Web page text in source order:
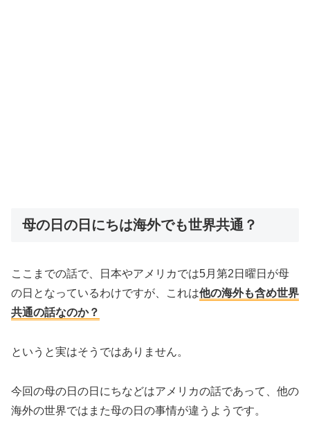
母の日の日にちは海外でも世界共通？
ここまでの話で、日本やアメリカでは5月第2日曜日が母
の日となっているわけですが、これは他の海外も含め世界
共通の話なのか？
というと実はそうではありません。
今回の母の日の日にちなどはアメリカの話であって、他の
海外の世界ではまた母の日の事情が違うようです。